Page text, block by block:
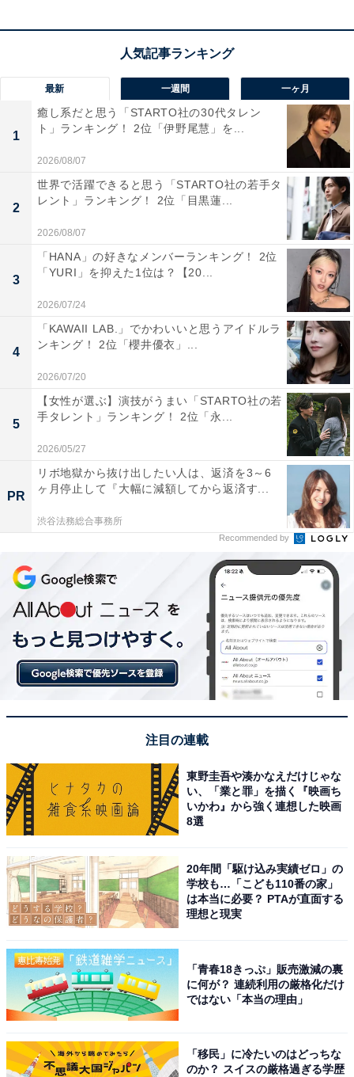
1位は、昨年度同様の「保育士」でした。
女子児童の間で毎年変わらぬ高い人気を誇っています。
多くの子供たちが憧れる職業であり、ライフプランを描
きながら夢の実現に向けた思いが作文にはつづられてい
ます。
All About ニュース編集
部
「All About ニュース」は、ネットの話題から世の中の動きまで、暮
らしの中にあふれる「なぜ？」「どうして？」を分かりやすく伝え
るAll About発のニュースメディアです。お金や仕事、恋愛、ITに関
する疑問に対して専門家が分かりやすく回答するほか、エンタメ情
...続きを読む
次ページ
10位までの全ランキング結果を見
る
こちらもおすすめ
男子小学生の「将来なりたい職業」ランキン
グ！ 2位は野球選手・監督など、では1位は？
1
最新 一週間 一ヶ月
1
癒し系だと思う「STARTO社の30代タレン
ト」ランキング！ 2位「伊野尾慧」を...
2026/08/07
2
世界で活躍できると思う「STARTO社の若手タ
レント」ランキング！ 2位「目黒蓮...
2026/08/07
3
「HANA」の好きなメンバーランキング！ 2位
「YURI」を抑えた1位は？【20...
2026/07/24
4
「KAWAII LAB.」でかわいいと思うアイドルラ
ンキング！ 2位「櫻井優衣」...
2026/07/20
5
【女性が選ぶ】演技がうまい「STARTO社の若
手タレント」ランキング！ 2位「永...
2026/05/27
PR
リボ地獄から抜け出したい人は、返済を3～6
ヶ月停止して『大幅に減額してから返済す...
渋谷法務総合事務所
Recommended by
注目の連載
東野圭吾や湊かなえだけじゃな
い、「業と罪」を描く『映画ち
いかわ』から強く連想した映画
8選
20年間「駆け込み実績ゼロ」の
学校も…「こども110番の家」
は本当に必要？ PTAが直面する
理想と現実
「青春18きっぷ」販売激減の裏
に何が？ 連続利用の厳格化だけ
ではない「本当の理由」
「移民」に冷たいのはどっちな
のか？ スイスの厳格過ぎる学歴